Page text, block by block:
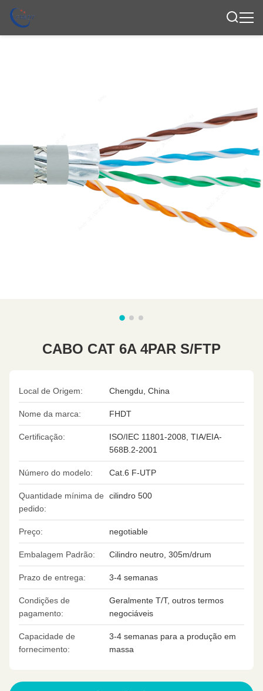
CABO CAT 6A 4PAR S/FTP
Local de Origem: Chengdu, China
Nome da marca: FHDT
Certificação:
ISO/IEC 11801-2008, TIA/EIA-
568B.2-2001
Número do modelo: Cat.6 F-UTP
Quantidade mínima de
pedido:
cilindro 500
Preço: negotiable
Embalagem Padrão: Cilindro neutro, 305m/drum
Prazo de entrega: 3-4 semanas
Condições de
pagamento:
Geralmente T/T, outros termos
negociáveis
Capacidade de
fornecimento:
3-4 semanas para a produção em
massa